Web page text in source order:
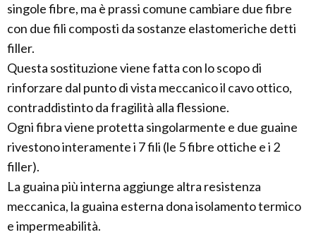
singole fibre, ma è prassi comune cambiare due fibre
con due fili composti da sostanze elastomeriche detti
filler.
Questa sostituzione viene fatta con lo scopo di
rinforzare dal punto di vista meccanico il cavo ottico,
contraddistinto da fragilità alla flessione.
Ogni fibra viene protetta singolarmente e due guaine
rivestono interamente i 7 fili (le 5 fibre ottiche e i 2
filler).
La guaina più interna aggiunge altra resistenza
meccanica, la guaina esterna dona isolamento termico
e impermeabilità.